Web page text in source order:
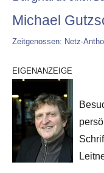
Michael
Zeitgenossen: Netz-
EIGENANZEIGE